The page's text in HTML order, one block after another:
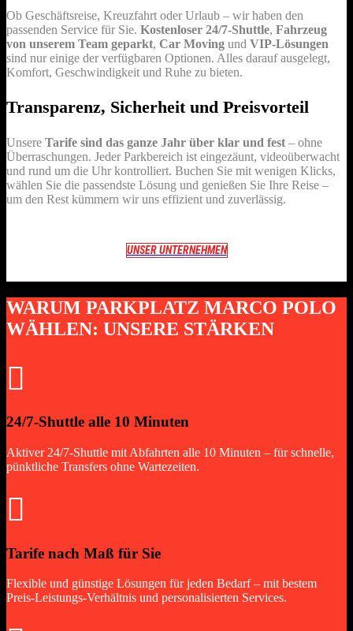
Ob Geschäftsreise, Kreuzfahrt oder Urlaub – wir haben den
passenden Service für Sie. Kostenloser 24/7-Shuttle, Fahrzeug
von unserem Team geparkt, Car Moving und VIP-Lösungen
sind nur einige der verfügbaren Optionen. Alles darauf ausgelegt,
Komfort, Geschwindigkeit und Ruhe zu bieten.
Transparenz, Sicherheit und Preisvorteil
Unsere Tarife sind das ganze Jahr über klar und fest – ohne
Überraschungen. Jeder Parkbereich ist eingezäunt, videoüberwacht
und rund um die Uhr kontrolliert. Buchen Sie mit wenigen Klicks,
wählen Sie die passendste Lösung und genießen Sie Ihre Reise –
um den Rest kümmern wir uns effizient und zuverlässig.
UNSER UNTERNEHMEN
WARUM PARKPLATZ MARCO POLO
WÄHLEN: UNSERE STÄRKEN

24/7-Shuttle alle 10 Minuten
Aktiver 24/7-Shuttle mit Abfahrten alle 10 Minuten – für schnelle,
pünktliche Transfers ohne Wartezeiten.

Tarife nach Maß für Sie
Flexible und günstige Lösungen für jeden Bedarf – mit bestem
Preis-Leistungs-Verhältnis und personalisierten Services.